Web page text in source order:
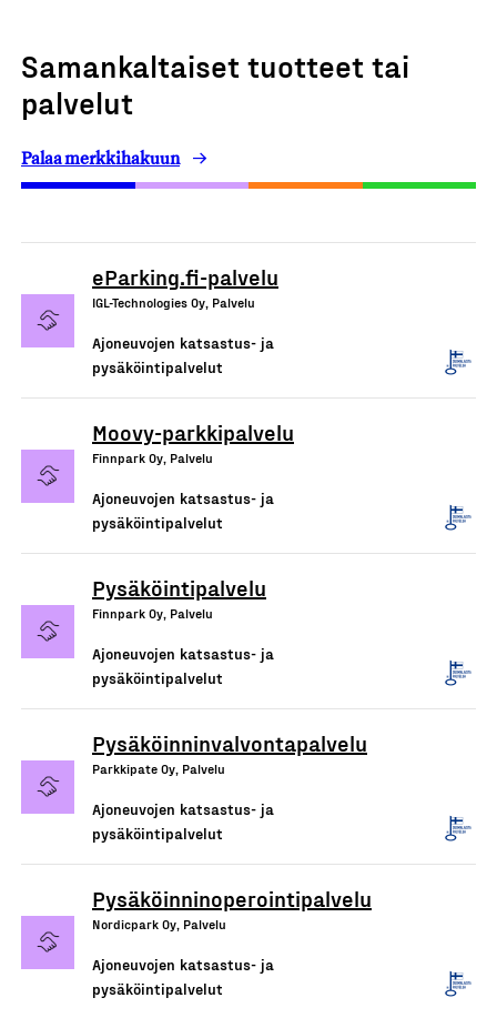
Samankaltaiset tuotteet tai
palvelut
Palaa merkkihakuun
eParking.fi-palvelu
IGL-Technologies Oy, Palvelu
Ajoneuvojen katsastus- ja
pysäköintipalvelut
Moovy-parkkipalvelu
Finnpark Oy, Palvelu
Ajoneuvojen katsastus- ja
pysäköintipalvelut
Pysäköintipalvelu
Finnpark Oy, Palvelu
Ajoneuvojen katsastus- ja
pysäköintipalvelut
Pysäköinninvalvontapalvelu
Parkkipate Oy, Palvelu
Ajoneuvojen katsastus- ja
pysäköintipalvelut
Pysäköinninoperointipalvelu
Nordicpark Oy, Palvelu
Ajoneuvojen katsastus- ja
pysäköintipalvelut